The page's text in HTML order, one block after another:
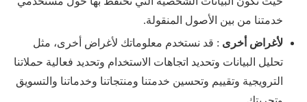
خدمتنا من بين الأصول المنقولة.
لأغراض أخرى : قد نستخدم معلوماتك لأغراض أخرى، مثل
تحليل البيانات وتحديد اتجاهات الاستخدام وتحديد فعالية حملاتنا
الترويجية وتقييم وتحسين خدمتنا ومنتجاتنا وخدماتنا والتسويق